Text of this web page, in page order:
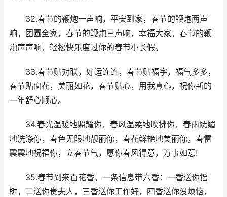
32.春节的鞭炮一声响，平安到家，春节的鞭炮两声
响，团圆全家，春节的鞭炮三声响，幸福大家，春节的鞭
炮声声响，轻松快乐度过你的春节小长假。
33.春节贴对联，好运连连，春节贴福字，福气多多，
春节贴窗花，美丽如花，春节贴心，用我真心，祝你新的
一年舒心顺心。
34.春光温暖地照耀你，春风温柔地吹拂你，春雨妩媚
地洗涤你，春色无限地靓丽你，春花鲜艳地美丽你，春雷
震震地祝福你，立春节气，愿你春风得意，万事如意!
35.春节到来百花香，一条信息带六香：一香送你摇
树，二送你贵夫人，三香送你工作好，四香送你没烦恼，